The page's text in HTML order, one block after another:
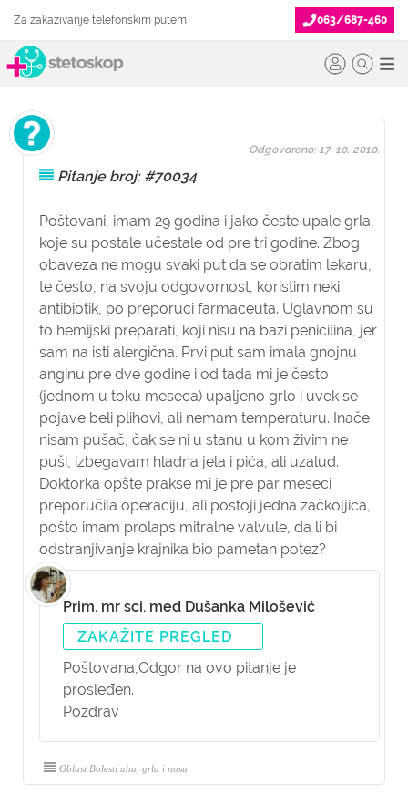
Za zakazivanje telefonskim putem 063/687-460
Pitanje broj: #70034
Poštovani, imam 29 godina i jako česte upale grla,
koje su postale učestale od pre tri godine. Zbog
obaveza ne mogu svaki put da se obratim lekaru,
te često, na svoju odgovornost, koristim neki
antibiotik, po preporuci farmaceuta. Uglavnom su
to hemijski preparati, koji nisu na bazi penicilina, jer
sam na isti alergična. Prvi put sam imala gnojnu
anginu pre dve godine i od tada mi je često
(jednom u toku meseca) upaljeno grlo i uvek se
pojave beli plihovi, ali nemam temperaturu. Inače
nisam pušač, čak se ni u stanu u kom živim ne
puši, izbegavam hladna jela i pića, ali uzalud.
Doktorka opšte prakse mi je pre par meseci
preporučila operaciju, ali postoji jedna začkoljica,
pošto imam prolaps mitralne valvule, da li bi
odstranjivanje krajnika bio pametan potez?
Odgovoreno: 17. 10. 2010.
Prim. mr sci. med Dušanka Milošević
ZAKAŽITE PREGLED
Poštovana,Odgor na ovo pitanje je
prosleđen.
Pozdrav
Oblast Bolesti uha, grla i nosa